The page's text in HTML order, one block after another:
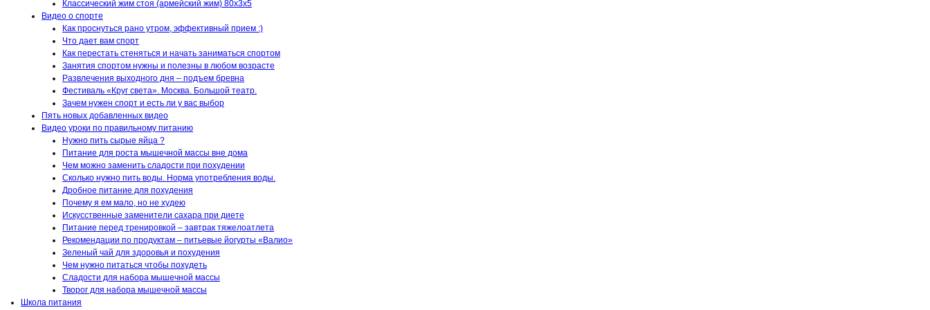
Классический жим стоя (армейский жим) 80х3х5
Видео о спорте
Как проснуться рано утром, эффективный прием :)
Что дает вам спорт
Как перестать стеняться и начать заниматься спортом
Занятия спортом нужны и полезны в любом возрасте
Развлечения выходного дня – подъем бревна
Фестиваль «Круг света». Москва. Большой театр.
Зачем нужен спорт и есть ли у вас выбор
Пять новых добавленных видео
Видео уроки по правильному питанию
Нужно пить сырые яйца ?
Питание для роста мышечной массы вне дома
Чем можно заменить сладости при похудении
Сколько нужно пить воды. Норма употребления воды.
Дробное питание для похудения
Почему я ем мало, но не худею
Искусственные заменители сахара при диете
Питание перед тренировкой – завтрак тяжелоатлета
Рекомендации по продуктам – питьевые йогурты «Валио»
Зеленый чай для здоровья и похудения
Чем нужно питаться чтобы похудеть
Сладости для набора мышечной массы
Творог для набора мышечной массы
Школа питания